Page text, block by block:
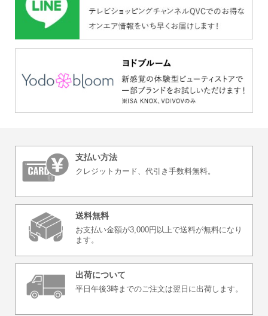
支払い方法
クレジットカード、代引き 手数料無料。
送料無料
お支払い金額が3,000円以上で送料が無料になり
ます。
出荷について
平日午後3時までのご注文は翌日に出荷します。